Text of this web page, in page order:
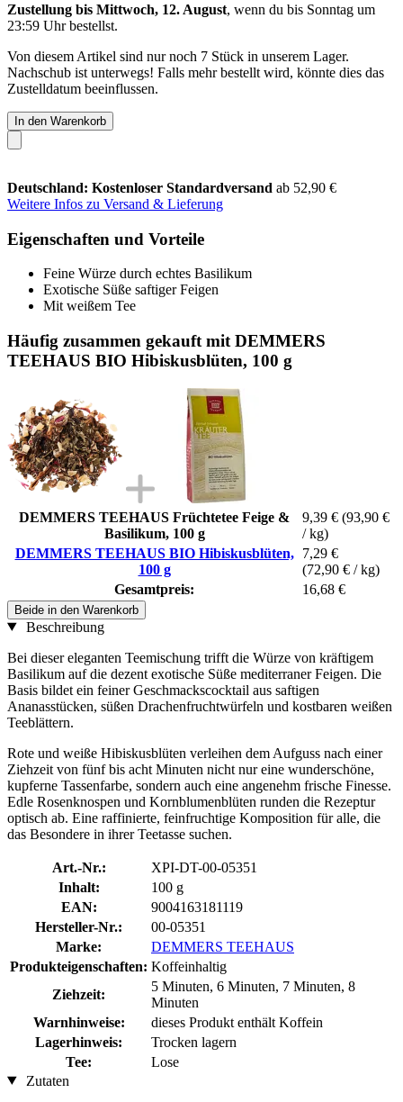
Zustellung bis Mittwoch, 12. August, wenn du bis Sonntag um
23:59 Uhrbestellst.
Von diesem Artikel sind nur noch 7 Stück in unserem Lager.
Nachschub ist unterwegs! Falls mehr bestellt wird, könnte dies das
Zustelldatum beeinflussen.
In den Warenkorb
Deutschland: Kostenloser Standardversand ab 52,90 €
Weitere Infos zu Versand & Lieferung
Eigenschaften und Vorteile
Feine Würze durch echtes Basilikum
Exotische Süße saftiger Feigen
Mit weißem Tee
Häufig zusammen gekauft mit DEMMERS
TEEHAUS BIO Hibiskusblüten, 100 g
DEMMERS TEEHAUS Früchtetee Feige &
Basilikum, 100 g
9,39 € (93,90 €
/ kg)
DEMMERS TEEHAUS BIO Hibiskusblüten,
100 g
7,29 €
(72,90 € / kg)
Gesamtpreis:
16,68 €
Beide in den Warenkorb
Beschreibung
Bei dieser eleganten Teemischung trifft die Würze von kräftigem
Basilikum auf die dezent exotische Süße mediterraner Feigen. Die
Basis bildet ein feiner Geschmackscocktail aus saftigen
Ananasstücken, süßen Drachenfruchtwürfeln und kostbaren weißen
Teeblättern.
Rote und weiße Hibiskusblüten verleihen dem Aufguss nach einer
Ziehzeit von fünf bis acht Minuten nicht nur eine wunderschöne,
kupferne Tassenfarbe, sondern auch eine angenehm frische Finesse.
Edle Rosenknospen und Kornblumenblüten runden die Rezeptur
optisch ab. Eine raffinierte, feinfruchtige Komposition für alle, die
das Besondere in ihrer Teetasse suchen.
Art.-Nr.:
XPI-DT-00-05351
Inhalt:
100 g
EAN:
9004163181119
Hersteller-Nr.:
00-05351
Marke:
DEMMERS TEEHAUS
Produkteigenschaften: Koffeinhaltig
Ziehzeit:
5 Minuten, 6 Minuten, 7 Minuten, 8
Minuten
Warnhinweise:
dieses Produkt enthält Koffein
Lagerhinweis:
Trocken lagern
Tee:
Lose
Zutaten